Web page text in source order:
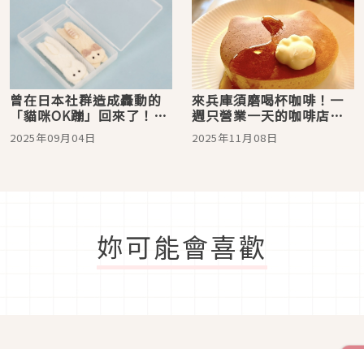
曾在日本社群造成轟動的
「貓咪OK蹦」回來了！9
月新扭蛋一定要收藏
2025年09月04日
來兵庫須磨喝杯咖啡！一
週只營業一天的咖啡店
「こころね珈琲」，這裡
有療癒的貓咪造型餐點
2025年11月08日
妳可能會喜歡